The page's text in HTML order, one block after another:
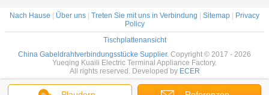
Nach Hause | Über uns | Treten Sie mit uns in Verbindung | Sitemap | Privacy
Policy
Tischplattenansicht
China Gabeldrahtverbindungsstücke Supplier. Copyright © 2017 - 2026
Yueqing Kuaili Electric Terminal Appliance Factory.
All rights reserved. Developed by ECER